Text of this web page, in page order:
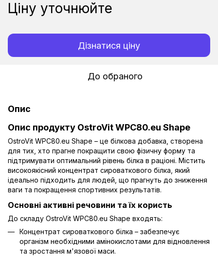
Ціну уточнюйте
Дізнатися ціну
До обраного
Опис
Опис продукту OstroVit WPC80.eu Shape
OstroVit WPC80.eu Shape – це білкова добавка, створена
для тих, хто прагне покращити свою фізичну форму та
підтримувати оптимальний рівень білка в раціоні. Містить
високоякісний концентрат сироваткового білка, який
ідеально підходить для людей, що прагнуть до зниження
ваги та покращення спортивних результатів.
Основні активні речовини та їх користь
До складу OstroVit WPC80.eu Shape входять:
Концентрат сироваткового білка – забезпечує
організм необхідними амінокислотами для відновлення
та зростання м'язової маси.